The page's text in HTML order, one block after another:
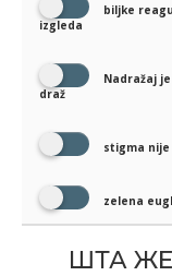
biljke
izgleda
Nadražaj
draž
stigma
zelena
ШТА